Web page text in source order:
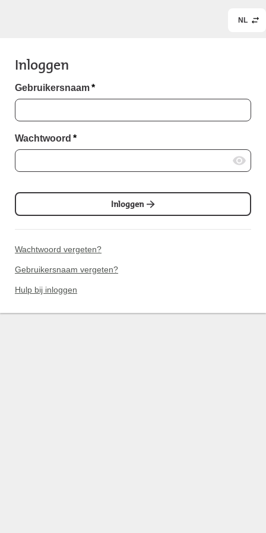
NL
Inloggen
Gebruikersnaam*
Wachtwoord *
Inloggen
Wachtwoord vergeten?
Gebruikersnaam vergeten?
Hulp bij inloggen